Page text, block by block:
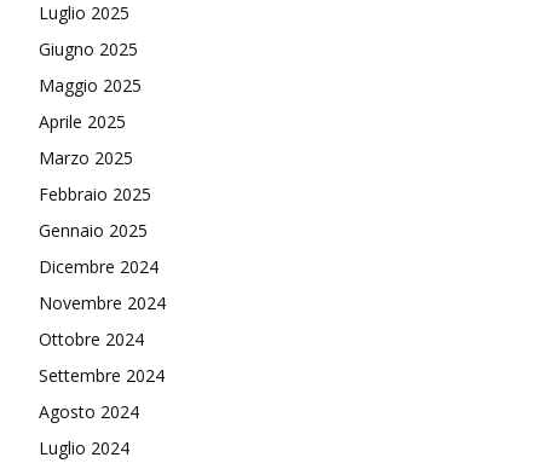
Luglio 2025
Giugno 2025
Maggio 2025
Aprile 2025
Marzo 2025
Febbraio 2025
Gennaio 2025
Dicembre 2024
Novembre 2024
Ottobre 2024
Settembre 2024
Agosto 2024
Luglio 2024